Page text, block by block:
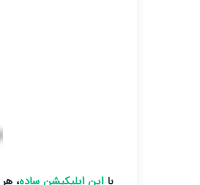
با این اپلیکیشن ساده